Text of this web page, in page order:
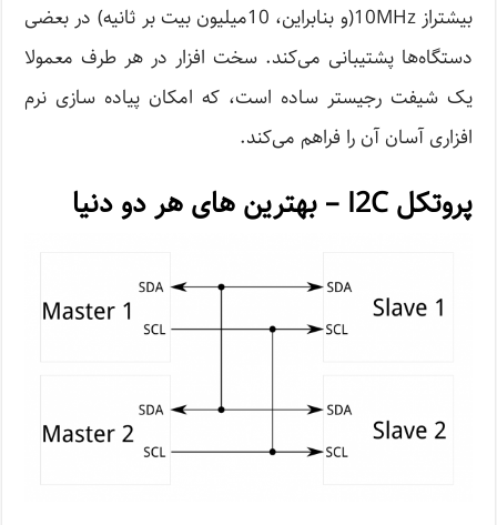
بیشتراز 10MHz(و بنابراین، 10میلیون بیت بر ثانیه) در بعضی
دستگاه‌ها پشتیبانی می‌کند. سخت افزار در هر طرف معمولا
یک شیفت رجیستر ساده است، که امکان پیاده سازی نرم
افزاری آسان آن را فراهم می‌کند.
پروتکل I2C – بهترین های هر دو دنیا